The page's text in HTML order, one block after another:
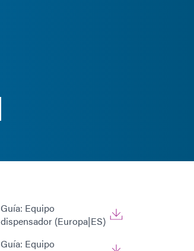
Guía: Equipo
dispensador (Europa|ES)
Guía: Equipo